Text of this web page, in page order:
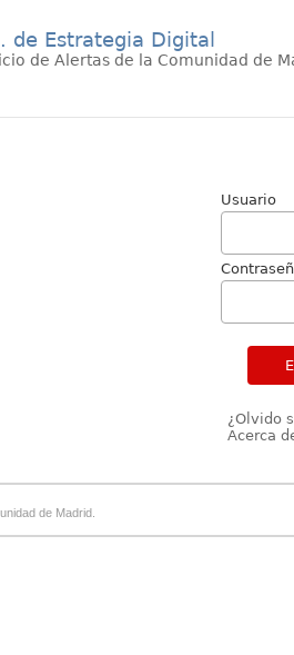
de Estrategia Digital
de Alertas de la Comunidad de
Usuario
¿Olvido
Acerca
de Madrid.